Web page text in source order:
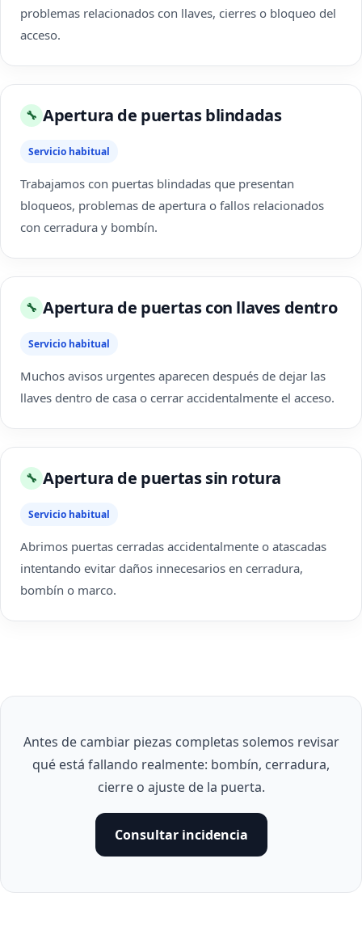
problemas relacionados con llaves, cierres o bloqueo del
acceso.
🔧 Apertura de puertas blindadas
Servicio habitual
Trabajamos con puertas blindadas que presentan
bloqueos, problemas de apertura o fallos relacionados
con cerradura y bombín.
🔧 Apertura de puertas con llaves dentro
Servicio habitual
Muchos avisos urgentes aparecen después de dejar las
llaves dentro de casa o cerrar accidentalmente el acceso.
🔧 Apertura de puertas sin rotura
Servicio habitual
Abrimos puertas cerradas accidentalmente o atascadas
intentando evitar daños innecesarios en cerradura,
bombín o marco.
Antes de cambiar piezas completas solemos revisar
qué está fallando realmente: bombín, cerradura,
cierre o ajuste de la puerta.
Consultar incidencia